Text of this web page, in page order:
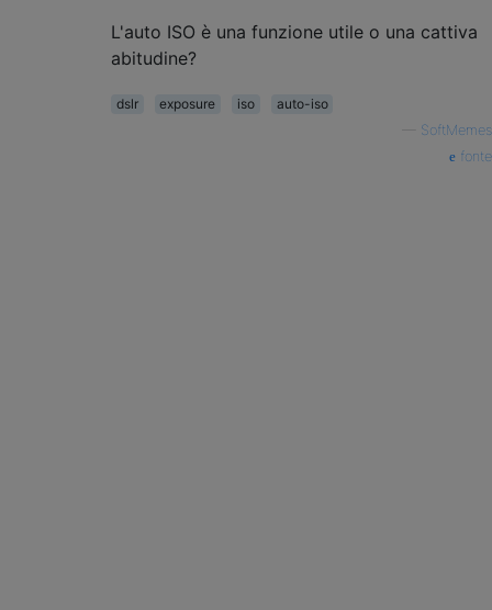
L'auto ISO è una funzione utile o una cattiva
abitudine?
dslr exposure iso
auto-iso
SoftMemes
fonte